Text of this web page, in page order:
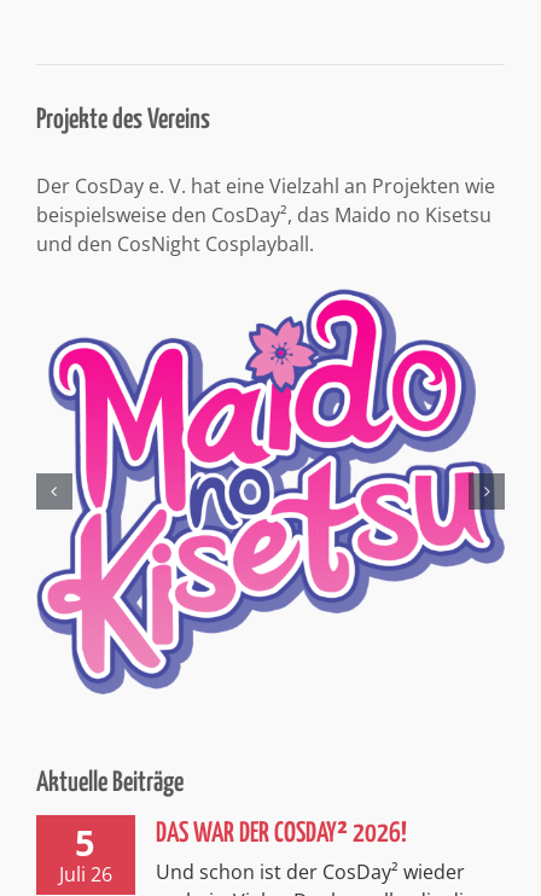
Projekte des Vereins
Der CosDay e. V. hat eine Vielzahl an Projekten wie
beispielsweise den CosDay², das Maido no Kisetsu
und den CosNight Cosplayball.
Aktuelle Beiträge
5
Juli 26
DAS WAR DER COSDAY² 2026!
vorbei… Vielen Dank an alle, die dieses